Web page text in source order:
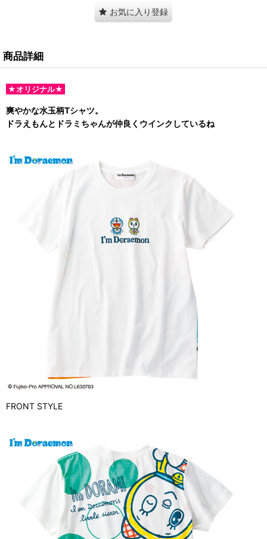
お気に入り登録
商品詳細
★オリジナル★
爽やかな水玉柄Tシャツ。
ドラえもんとドラミちゃんが仲良くウインクしているね
FRONT STYLE